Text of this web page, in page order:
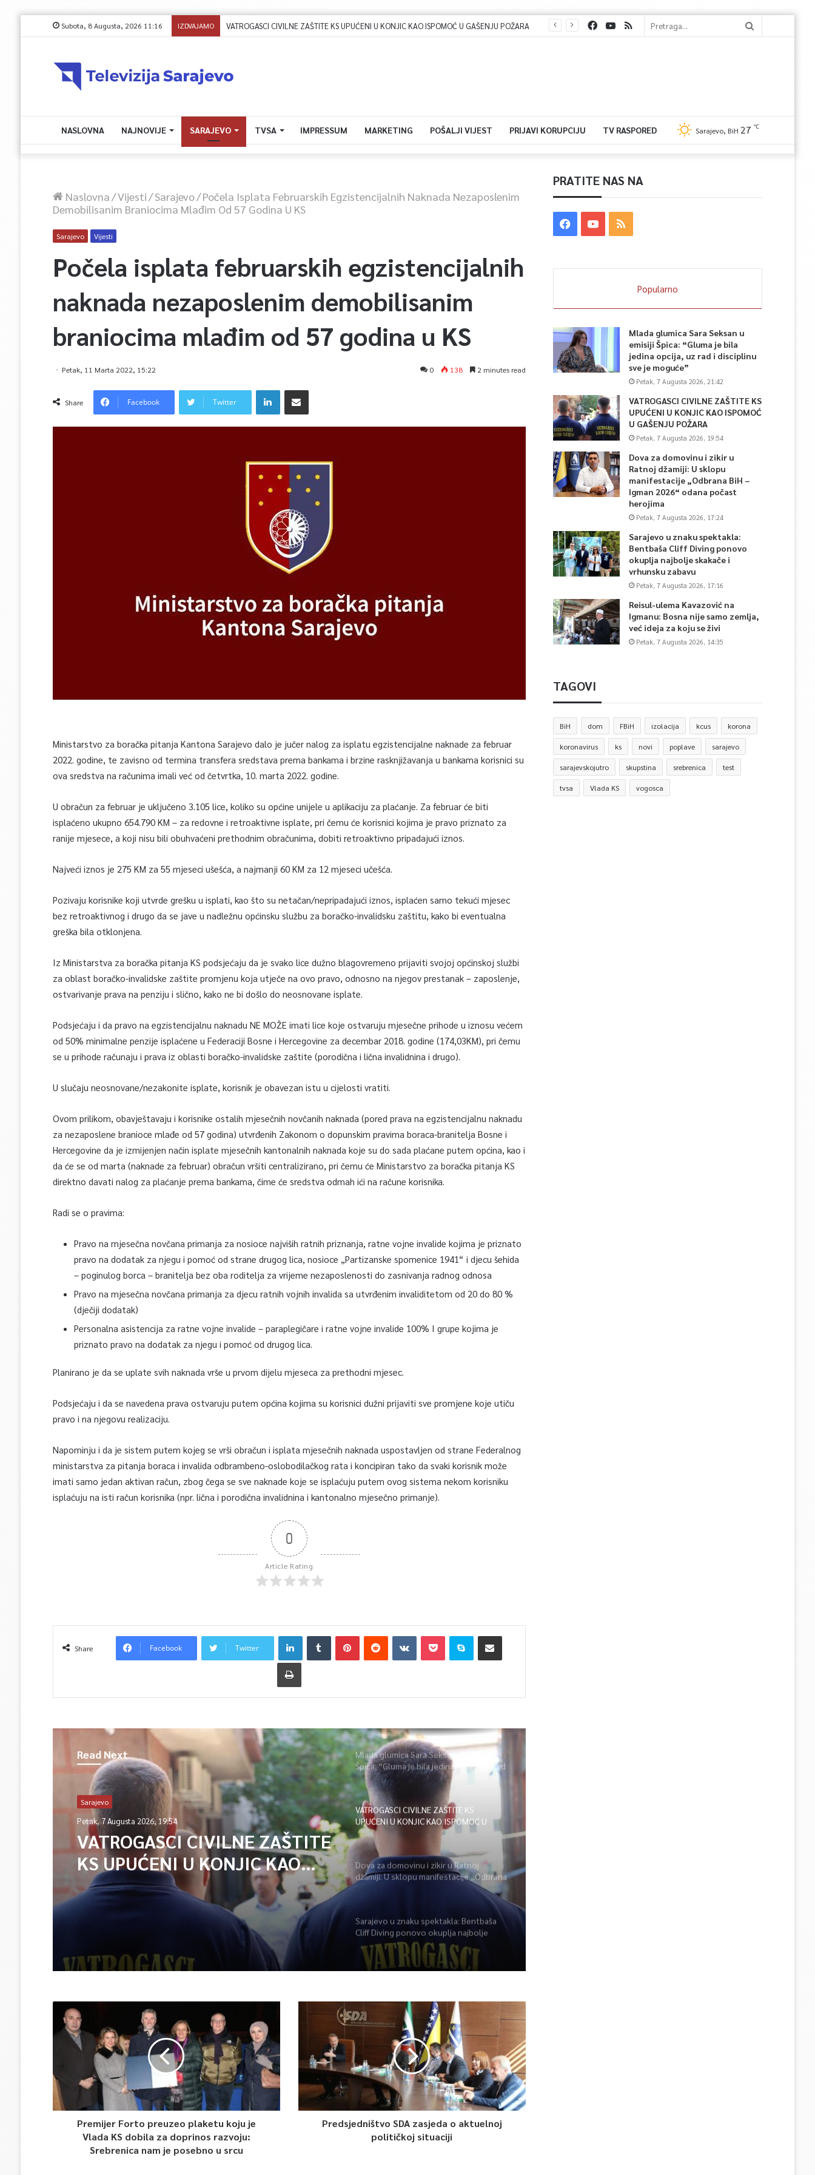
Subota, 8 Augusta, 2026 11:16 IZDVAJAMO
NASLOVNA NAJNOVIJE SARAJEVO TVSA IMPRESSUM MARKETING POŠALJI VIJEST PRIJAVI KORUPCIJU TV RASPORED Sarajevo, BiH 27 ℃
Naslovna/Vijesti/Sarajevo/Počela Isplata Februarskih Egzistencijalnih Naknada Nezaposlenim
Demobilisanim Braniocima Mlađim Od 57 Godina U KS
Sarajevo Vijesti
Počela isplata februarskih egzistencijalnih
naknada nezaposlenim demobilisanim
braniocima mlađim od 57 godina u KS
Petak, 11 Marta 2022, 15:22 0 138 2 minutes read
Share Facebook Twitter
Ministarstvo za boračka pitanja Kantona Sarajevo dalo je jučer nalog za isplatu egzistencijalne naknade za februar
2022. godine, te zavisno od termina transfera sredstava prema bankama i brzine rasknjižavanja u bankama korisnici su
ova sredstva na računima imali već od četvrtka, 10. marta 2022. godine.
U obračun za februar je uključeno 3.105 lice, koliko su općine unijele u aplikaciju za plaćanje. Za februar će biti
isplaćeno ukupno 654.790 KM – za redovne i retroaktivne isplate, pri čemu će korisnici kojima je pravo priznato za
ranije mjesece, a koji nisu bili obuhvaćeni prethodnim obračunima, dobiti retroaktivno pripadajući iznos.
Najveći iznos je 275 KM za 55 mjeseci ušešća, a najmanji 60 KM za 12 mjeseci učešća.
Pozivaju korisnike koji utvrde grešku u isplati, kao što su netačan/nepripadajući iznos, isplaćen samo tekući mjesec
bez retroaktivnog i drugo da se jave u nadležnu općinsku službu za boračko-invalidsku zaštitu, kako bi eventualna
greška bila otklonjena.
Iz Ministarstva za boračka pitanja KS podsjećaju da je svako lice dužno blagovremeno prijaviti svojoj općinskoj službi
za oblast boračko-invalidske zaštite promjenu koja utječe na ovo pravo, odnosno na njegov prestanak – zaposlenje,
ostvarivanje prava na penziju i slično, kako ne bi došlo do neosnovane isplate.
Podsjećaju i da pravo na egzistencijalnu naknadu NE MOŽE imati lice koje ostvaruju mjesečne prihode u iznosu većem
od 50% minimalne penzije isplaćene u Federaciji Bosne i Hercegovine za decembar 2018. godine (174,03KM), pri čemu
se u prihode računaju i prava iz oblasti boračko-invalidske zaštite (porodična i lična invalidnina i drugo).
U slučaju neosnovane/nezakonite isplate, korisnik je obavezan istu u cijelosti vratiti.
Ovom prilikom, obavještavaju i korisnike ostalih mjesečnih novčanih naknada (pored prava na egzistencijalnu naknadu
za nezaposlene branioce mlađe od 57 godina) utvrđenih Zakonom o dopunskim pravima boraca-branitelja Bosne i
Hercegovine da je izmijenjen način isplate mjesečnih kantonalnih naknada koje su do sada plaćane putem općina, kao i
da će se od marta (naknade za februar) obračun vršiti centralizirano, pri čemu će Ministarstvo za boračka pitanja KS
direktno davati nalog za plaćanje prema bankama, čime će sredstva odmah ići na račune korisnika.
Radi se o pravima:
Pravo na mjesečna novčana primanja za nosioce najviših ratnih priznanja, ratne vojne invalide kojima je priznato
pravo na dodatak za njegu i pomoć od strane drugog lica, nosioce „Partizanske spomenice 1941“ i djecu šehida
– poginulog borca – branitelja bez oba roditelja za vrijeme nezaposlenosti do zasnivanja radnog odnosa
Pravo na mjesečna novčana primanja za djecu ratnih vojnih invalida sa utvrđenim invaliditetom od 20 do 80 %
(dječiji dodatak)
Personalna asistencija za ratne vojne invalide – paraplegiĉare i ratne vojne invalide 100% I grupe kojima je
priznato pravo na dodatak za njegu i pomoć od drugog lica.
Planirano je da se uplate svih naknada vrše u prvom dijelu mjeseca za prethodni mjesec.
Podsjećaju i da se navedena prava ostvaruju putem općina kojima su korisnici dužni prijaviti sve promjene koje utiču
pravo i na njegovu realizaciju.
Napominju i da je sistem putem kojeg se vrši obračun i isplata mjesečnih naknada uspostavljen od strane Federalnog
ministarstva za pitanja boraca i invalida odbrambeno-oslobodilačkog rata i koncipiran tako da svaki korisnik može
imati samo jedan aktivan račun, zbog čega se sve naknade koje se isplaćuju putem ovog sistema nekom korisniku
isplaćuju na isti račun korisnika (npr. lična i porodična invalidnina i kantonalno mjesečno primanje).
0
Article Rating
Share Facebook Twitter
Read Next
Sarajevo
Petak, 7 Augusta 2026, 19:54
VATROGASCI CIVILNE ZAŠTITE
KS UPUĆENI U KONJIC KAO
ISPOMOĆ U GAŠENJU POŽARA
Mlada glumica Sara Seksan u emisiji
Špica: “Gluma je bila jedina opcija, uz rad
i disciplinu sve je moguće”
VATROGASCI CIVILNE ZAŠTITE KS
UPUĆENI U KONJIC KAO ISPOMOĆ U
GAŠENJU POŽARA
Dova za domovinu i zikir u Ratnoj
džamiji: U sklopu manifestacije „Odbrana
BiH – Igman 2026“ odana počast
Sarajevo u znaku spektakla: Bentbaša
Cliff Diving ponovo okuplja najbolje
skakače i vrhunsku zabavu
Premijer Forto preuzeo plaketu koju je
Vlada KS dobila za doprinos razvoju:
Srebrenica nam je posebno u srcu
Predsjedništvo SDA zasjeda o aktuelnoj
političkoj situaciji
PRATITE NAS NA
Popularno
Mlada glumica Sara Seksan u
emisiji Špica: “Gluma je bila
jedina opcija, uz rad i disciplinu
sve je moguće”
Petak, 7 Augusta 2026, 21:42
VATROGASCI CIVILNE ZAŠTITE KS
UPUĆENI U KONJIC KAO ISPOMOĆ
U GAŠENJU POŽARA
Petak, 7 Augusta 2026, 19:54
Dova za domovinu i zikir u
Ratnoj džamiji: U sklopu
manifestacije „Odbrana BiH –
Igman 2026“ odana počast
herojima
Petak, 7 Augusta 2026, 17:24
Sarajevo u znaku spektakla:
Bentbaša Cliff Diving ponovo
okuplja najbolje skakače i
vrhunsku zabavu
Petak, 7 Augusta 2026, 17:16
Reisul-ulema Kavazović na
Igmanu: Bosna nije samo zemlja,
već ideja za koju se živi
Petak, 7 Augusta 2026, 14:35
TAGOVI
BiH dom FBiH izolacija kcus korona
koronavirus ks novi poplave sarajevo
sarajevskojutro skupstina srebrenica test
tvsa Vlada KS vogosca